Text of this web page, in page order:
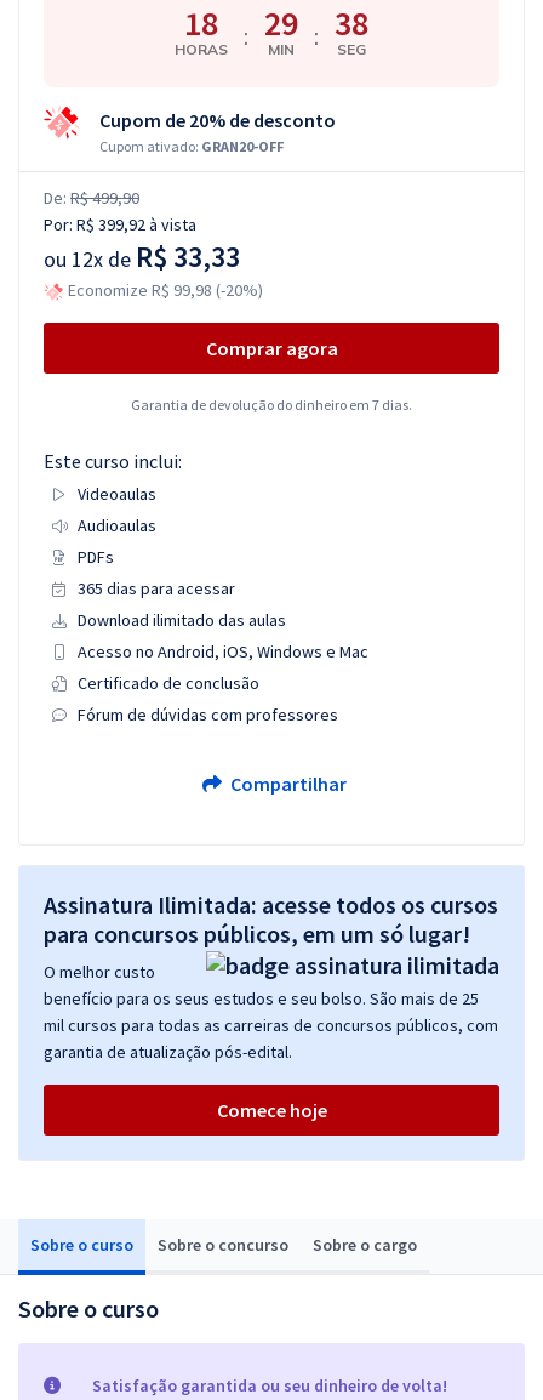
Sobre o curso Sobre o concurso Sobre o cargo
Sobre o curso
Satisfação garantida ou seu dinheiro de volta!
18
HORAS : 29
MIN : 37
SEG
Cupom de 20% de desconto
Cupom ativado: GRAN20-OFF
De: R$ 499,90
Por: R$ 399,92à vista
ou 12x de R$ 33,33
Economize R$ 99,98 (-20%)
Comprar agora
Garantia de devolução do dinheiro em 7 dias.
Este curso inclui:
Videoaulas
Audioaulas
PDFs
365 dias para acessar
Download ilimitado das aulas
Acesso no Android, iOS, Windows e Mac
Certificado de conclusão
Fórum de dúvidas com professores
Compartilhar
Assinatura Ilimitada: acesse todos os cursos
para concursos públicos, em um só lugar!
O melhor custo
benefício para os seus estudos e seu bolso. São mais de 25
mil cursos para todas as carreiras de concursos públicos, com
garantia de atualização pós-edital.
Comece hoje